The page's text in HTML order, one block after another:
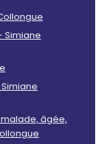
Simiane
âgée,